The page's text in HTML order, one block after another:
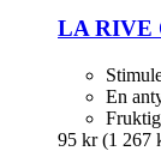
LA RIVE
En
95 kr (1 267